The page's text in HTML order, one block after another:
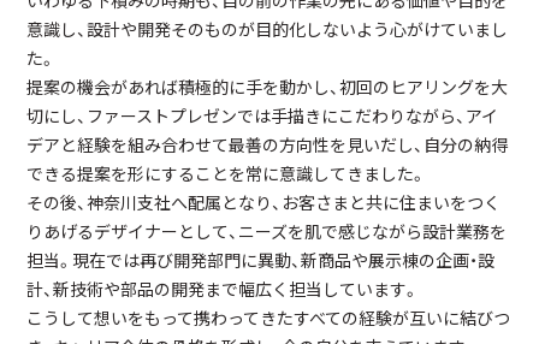
意識し、設計や開発そのものが目的化しないよう心がけていまし
た。
提案の機会があれば積極的に手を動かし、初回のヒアリングを大
切にし、ファーストプレゼンでは手描きにこだわりながら、アイ
デアと経験を組み合わせて最善の方向性を見いだし、自分の納得
できる提案を形にすることを常に意識してきました。
その後、神奈川支社へ配属となり、お客さまと共に住まいをつく
りあげるデザイナーとして、ニーズを肌で感じながら設計業務を
担当。現在では再び開発部門に異動、新商品や展示棟の企画・設
計、新技術や部品の開発まで幅広く担当しています。
こうして想いをもって携わってきたすべての経験が互いに結びつ